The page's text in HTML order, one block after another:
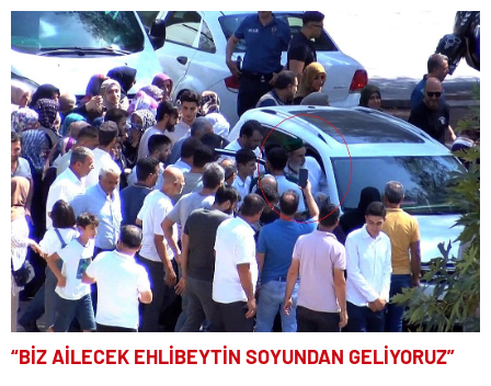
“BİZ AİLECEK EHLİBEYTİN SOYUNDAN GELİYORUZ”